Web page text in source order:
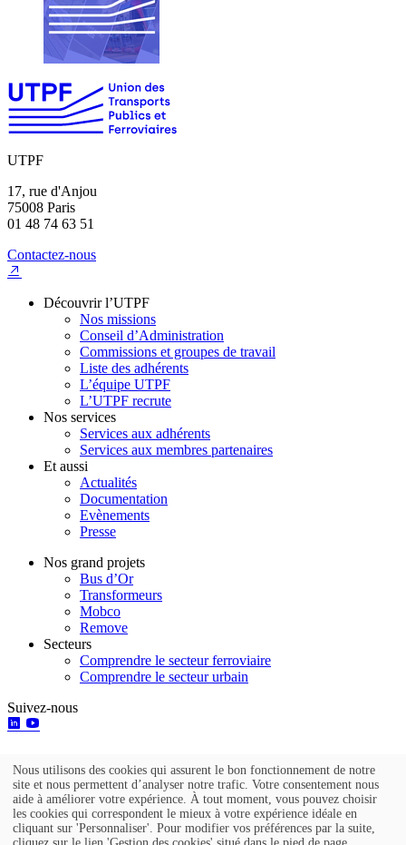
UTPF
17, rue d'Anjou
75008 Paris
01 48 74 63 51
Contactez-nous
Découvrir l’UTPF
Nos missions
Conseil d’Administration
Commissions et groupes de travail
Liste des adhérents
L’équipe UTPF
L’UTPF recrute
Nos services
Services aux adhérents
Services aux membres partenaires
Et aussi
Actualités
Documentation
Evènements
Presse
Nos grand projets
Bus d’Or
Transformeurs
Mobco
Remove
Secteurs
Comprendre le secteur ferroviaire
Comprendre le secteur urbain
Suivez-nous
Go to top
Utilisation
des
données
Nous utilisons des cookies qui assurent le bon fonctionnement de notre
site et nous permettent d’analyser notre trafic. Votre consentement nous
aide à améliorer votre expérience. À tout moment, vous pouvez choisir
les cookies qui correspondent le mieux à votre expérience idéale en
cliquant sur 'Personnaliser'. Pour modifier vos préférences par la suite,